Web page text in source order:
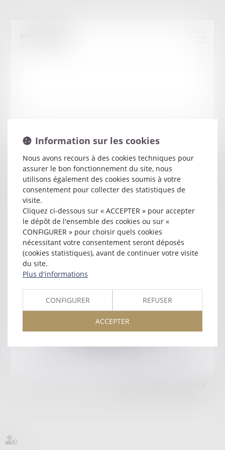
Francois-XavierBERGER
36 AVENUE AMANS RODAT
12005 RODEZ CEDEX
Tél :05 65 68 15 26
Retour
HonorairesMentions légalesPlan du site
11 Place des Cinq Martyrs du Lycée Buffon, 75014 PARIS
Information sur les cookies
Nous avons recours à des cookies techniques pour
assurer le bon fonctionnement du site, nous
utilisons également des cookies soumis à votre
consentement pour collecter des statistiques de
visite.
Cliquez ci-dessous sur « ACCEPTER » pour accepter
le dépôt de l'ensemble des cookies ou sur «
CONFIGURER » pour choisir quels cookies
nécessitant votre consentement seront déposés
(cookies statistiques), avant de continuer votre visite
du site.
Plus d'informations
CONFIGURER REFUSER
ACCEPTER